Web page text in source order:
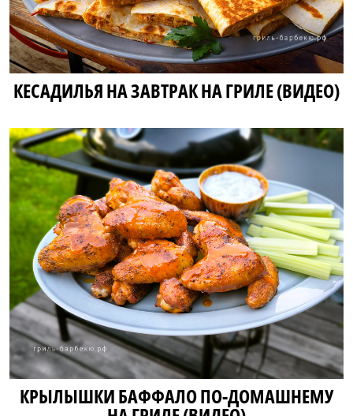
КЕСАДИЛЬЯ НА ЗАВТРАК НА ГРИЛЕ (ВИДЕО)
КРЫЛЫШКИ БАФФАЛО ПО-ДОМАШНЕМУ